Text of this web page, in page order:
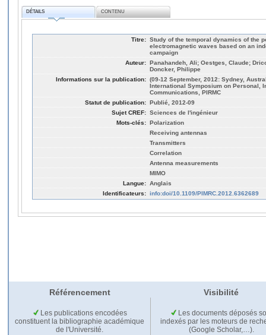
DÉTAILS CONTENU
Titre: Study of the temporal dynamics of the
electromagnetic waves based on an
campaign
Auteur: Panahandeh, Ali; Oestges, Claude;
Doncker, Philippe
Informations sur la publication: (09-12 September, 2012: Sydney,
International Symposium on Personal,
Communications, PIRMC
Statut de publication: Publié, 2012-09
Sujet CREF: Sciences de l'ingénieur
Mots-clés: Polarization
Receiving antennas
Transmitters
Correlation
Antenna measurements
MIMO
Langue: Anglais
Identificateurs: info:doi/10.1109/PIMRC.2012.6362689
Référencement Visibilité
Les publications encodées
constituent la bibliographie académique
de l'Université.
Les documents déposés
indexés par les moteurs de
(Google Scholar,…).